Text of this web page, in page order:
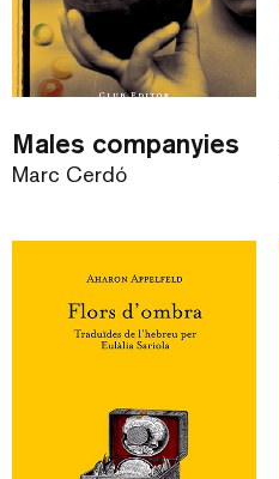
Males companyies
Marc Cerdó